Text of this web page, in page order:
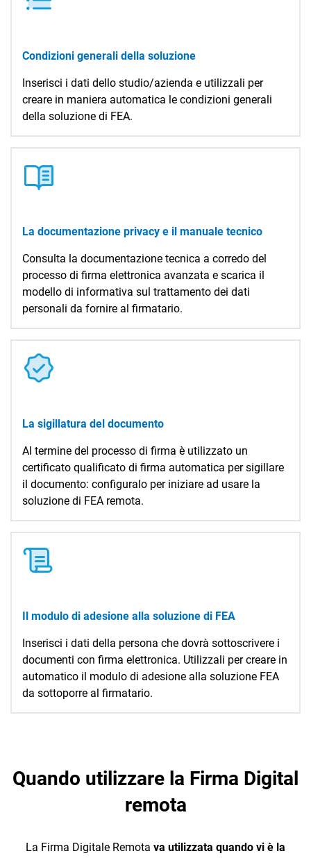
Condizioni generali della soluzione
Inserisci i dati dello studio/azienda e utilizzali per
creare in maniera automatica le condizioni generali
della soluzione di FEA.
La documentazione privacy e il manuale tecnico
Consulta la documentazione tecnica a corredo del
processo di firma elettronica avanzata e scarica il
modello di informativa sul trattamento dei dati
personali da fornire al firmatario.
La sigillatura del documento
Al termine del processo di firma è utilizzato un
certificato qualificato di firma automatica per sigillare
il documento: configuralo per iniziare ad usare la
soluzione di FEA remota.
Il modulo di adesione alla soluzione di FEA
Inserisci i dati della persona che dovrà sottoscrivere i
documenti con firma elettronica. Utilizzali per creare in
automatico il modulo di adesione alla soluzione FEA
da sottoporre al firmatario.
Quando utilizzare la Firma Digital
remota
La Firma Digitale Remota va utilizzata quando vi è la